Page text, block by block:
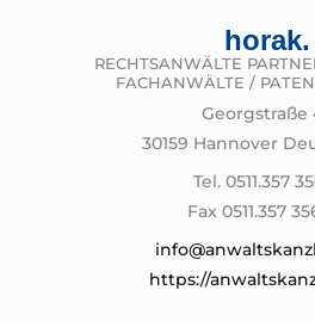
horak.
RECHTSANWÄLTE
FACHANWÄLTE /
Georgstraße
30159 Hannover
Tel. 0511.357
Fax 0511.357
https://